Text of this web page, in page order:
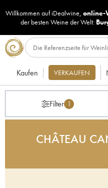
Willkommen auf iDealwine, online-
der besten Weine der Welt:
Kaufen VERKAUFEN
Filter 1
CHÂTEAU